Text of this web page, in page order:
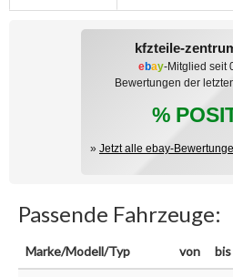
kfzteile-
ebay-Mitglied seit
Bewertungen der
%
» Jetzt alle ebay-
Passende Fahrzeuge:
Marke/Modell/Typ von bis